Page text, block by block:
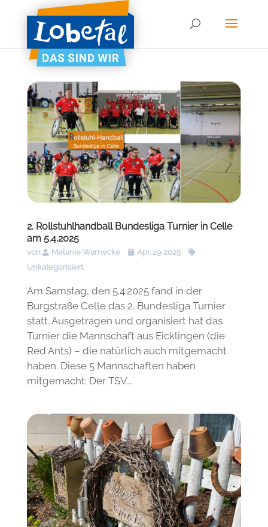
2. Rollstuhlhandball Bundesliga Turnier in Celle
am 5.4.2025
von Melanie Warnecke
Apr. 29 2025
Unkategorisiert
Am Samstag, den 5.4.2025 fand in der
Burgstraße Celle das 2. Bundesliga Turnier
statt. Ausgetragen und organisiert hat das
Turnier die Mannschaft aus Eicklingen (die
Red Ants) – die natürlich auch mitgemacht
haben. Diese 5 Mannschaften haben
mitgemacht: Der TSV...